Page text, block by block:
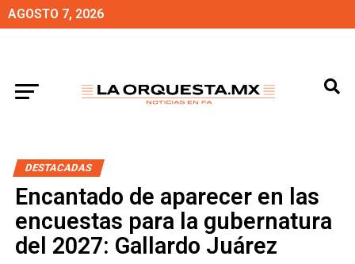
AGOSTO 7, 2026
DESTACADAS
Encantado de aparecer en las
encuestas para la gubernatura
del 2027: Gallardo Juárez